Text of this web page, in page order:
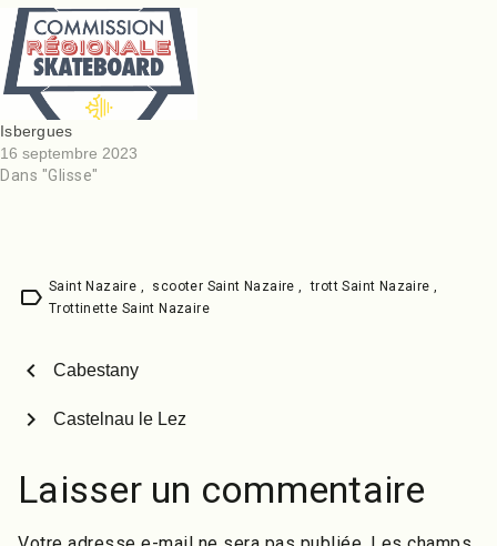
relevés, des transferts
possibles par dessus les
plateformes, etc.. En
extérieur, le pumptrack de
Castets est en bitume au
milieu des…
Isbergues
16 septembre 2023
Dans "Glisse"
label Saint Nazaire , scooter Saint Nazaire, trott Saint Nazaire,
Trottinette Saint Nazaire
chevron_left Cabestany
Castelnau le Lez
chevron_right
Laisser un commentaire